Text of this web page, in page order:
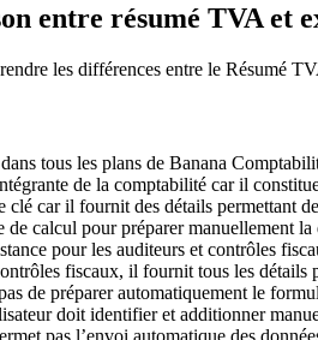
entre résumé TVA et
les différences entre le Résumé
tous les plans de Banana
de la comptabilité car il
clé car il fournit des détails permettant
de calcul pour préparer manuellement
pour les auditeurs et contrôles
fiscaux, il fournit tous les
de préparer automatiquement le
doit identifier et additionner